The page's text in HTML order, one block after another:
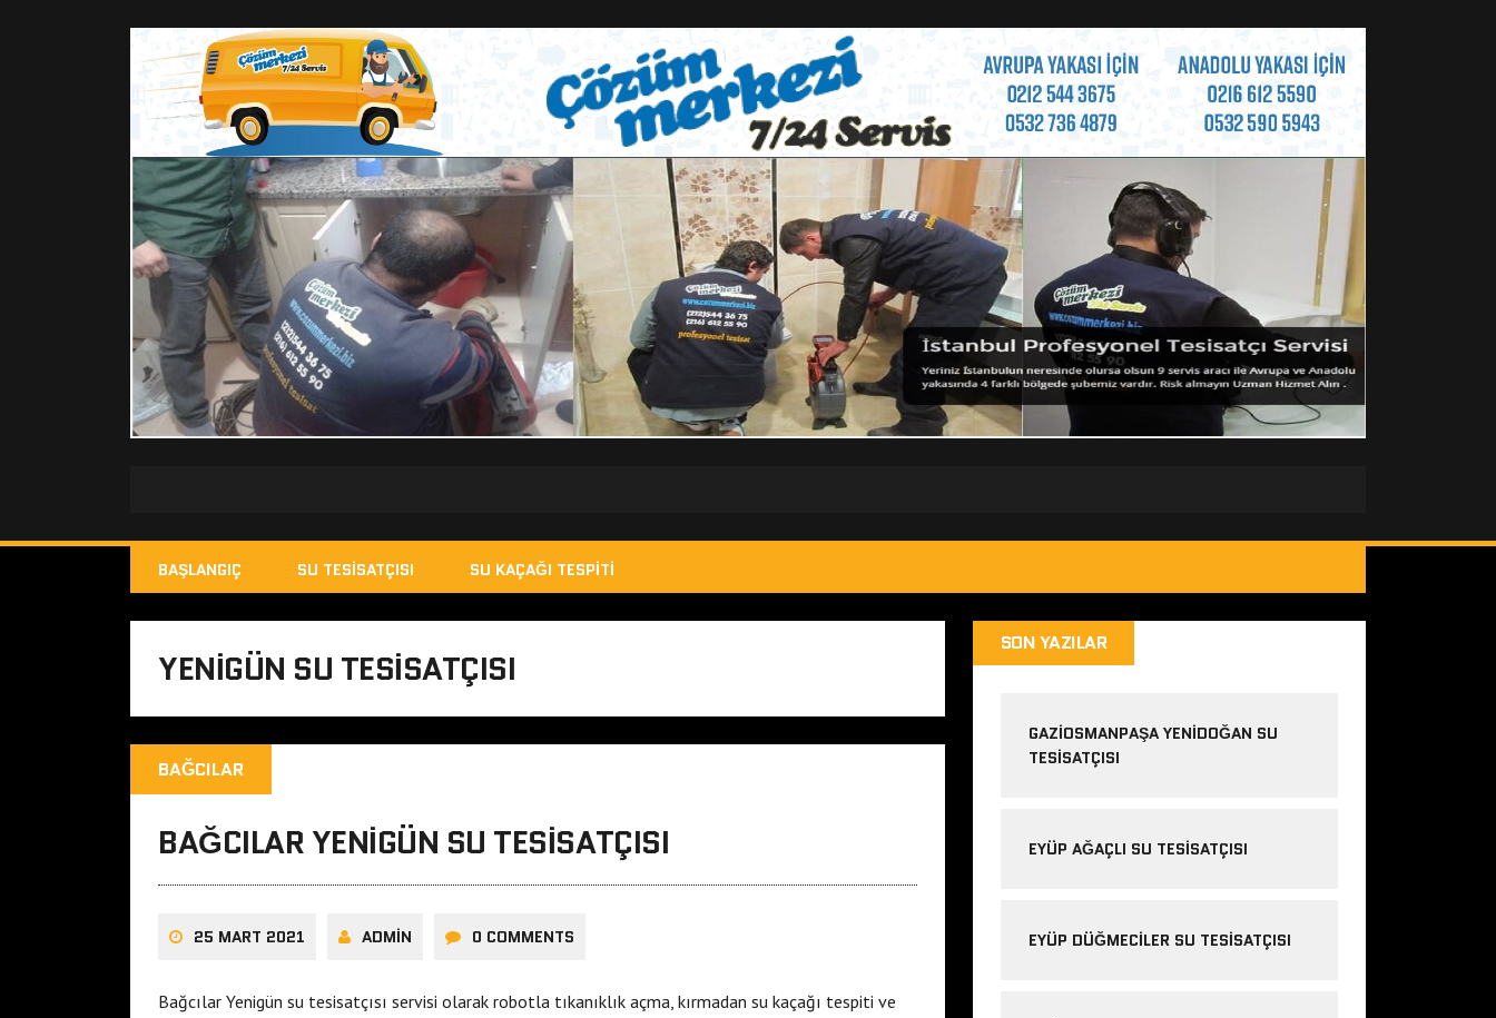
BAŞLANGIÇ SU TESISATÇISI SU KAÇAĞI TESPITI
YENIGÜN SU TESISATÇISI
BAĞCILAR
BAĞCILAR YENIGÜN SU TESISATÇISI
25 MART 2021 ADMIN 0 COMMENTS
Bağcılar Yenigün su tesisatçısı servisi olarak robotla tıkanıklık açma, kırmadan su kaçağı tespiti ve
SON YAZILAR
GAZIOSMANPAŞA YENIDOĞAN SU
TESISATÇISI
EYÜP AĞAÇLI SU TESISATÇISI
EYÜP DÜĞMECILER SU TESISATÇISI